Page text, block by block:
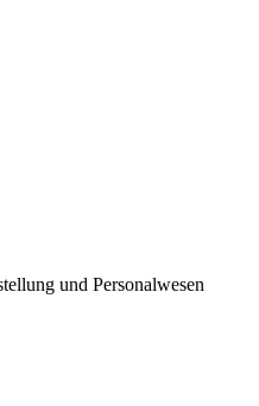
und Personalwesen